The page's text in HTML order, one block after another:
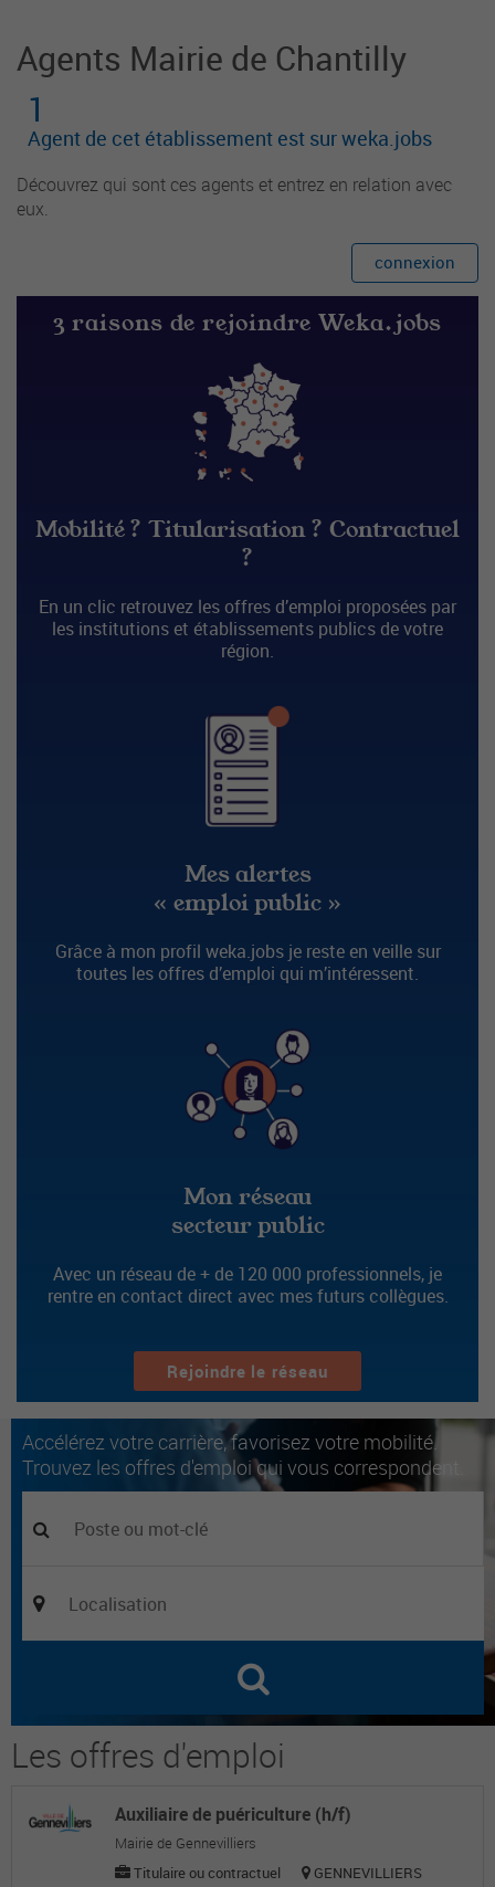
Agents Mairie de Chantilly
1
Agent de cet établissement est sur weka.jobs
Découvrez qui sont ces agents et entrez en relation avec
eux.
connexion
3 raisons de rejoindre Weka.jobs
Mobilité ? Titularisation ? Contractuel
?
En un clic retrouvez les offres d’emploi proposées par
les institutions et établissements publics de votre
région.
Mes alertes
« emploi public »
Grâce à mon profil weka.jobs je reste en veille sur
toutes les offres d’emploi qui m’intéressent.
Mon réseau
secteur public
Avec un réseau de + de 120 000 professionnels, je
rentre en contact direct avec mes futurs collègues.
Rejoindre le réseau
Accélérez votre carrière, favorisez votre mobilité.
Trouvez les offres d'emploi qui vous correspondent.
Les offres d'emploi
Auxiliaire de puériculture (h/f)
Mairie de Gennevilliers
Titulaire ou contractuel
GENNEVILLIERS